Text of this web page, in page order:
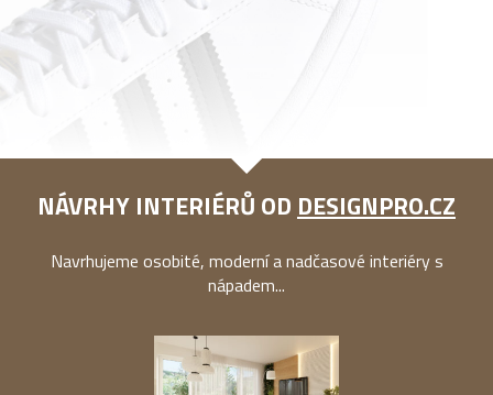
NÁVRHY INTERIÉRŮ OD DESIGNPRO.CZ
Navrhujeme osobité, moderní a nadčasové interiéry s
nápadem...